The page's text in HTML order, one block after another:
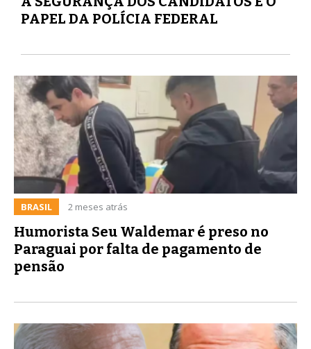
PAPEL DA POLÍCIA FEDERAL
BRASIL 2 meses atrás
Humorista Seu Waldemar é preso no
Paraguai por falta de pagamento de
pensão